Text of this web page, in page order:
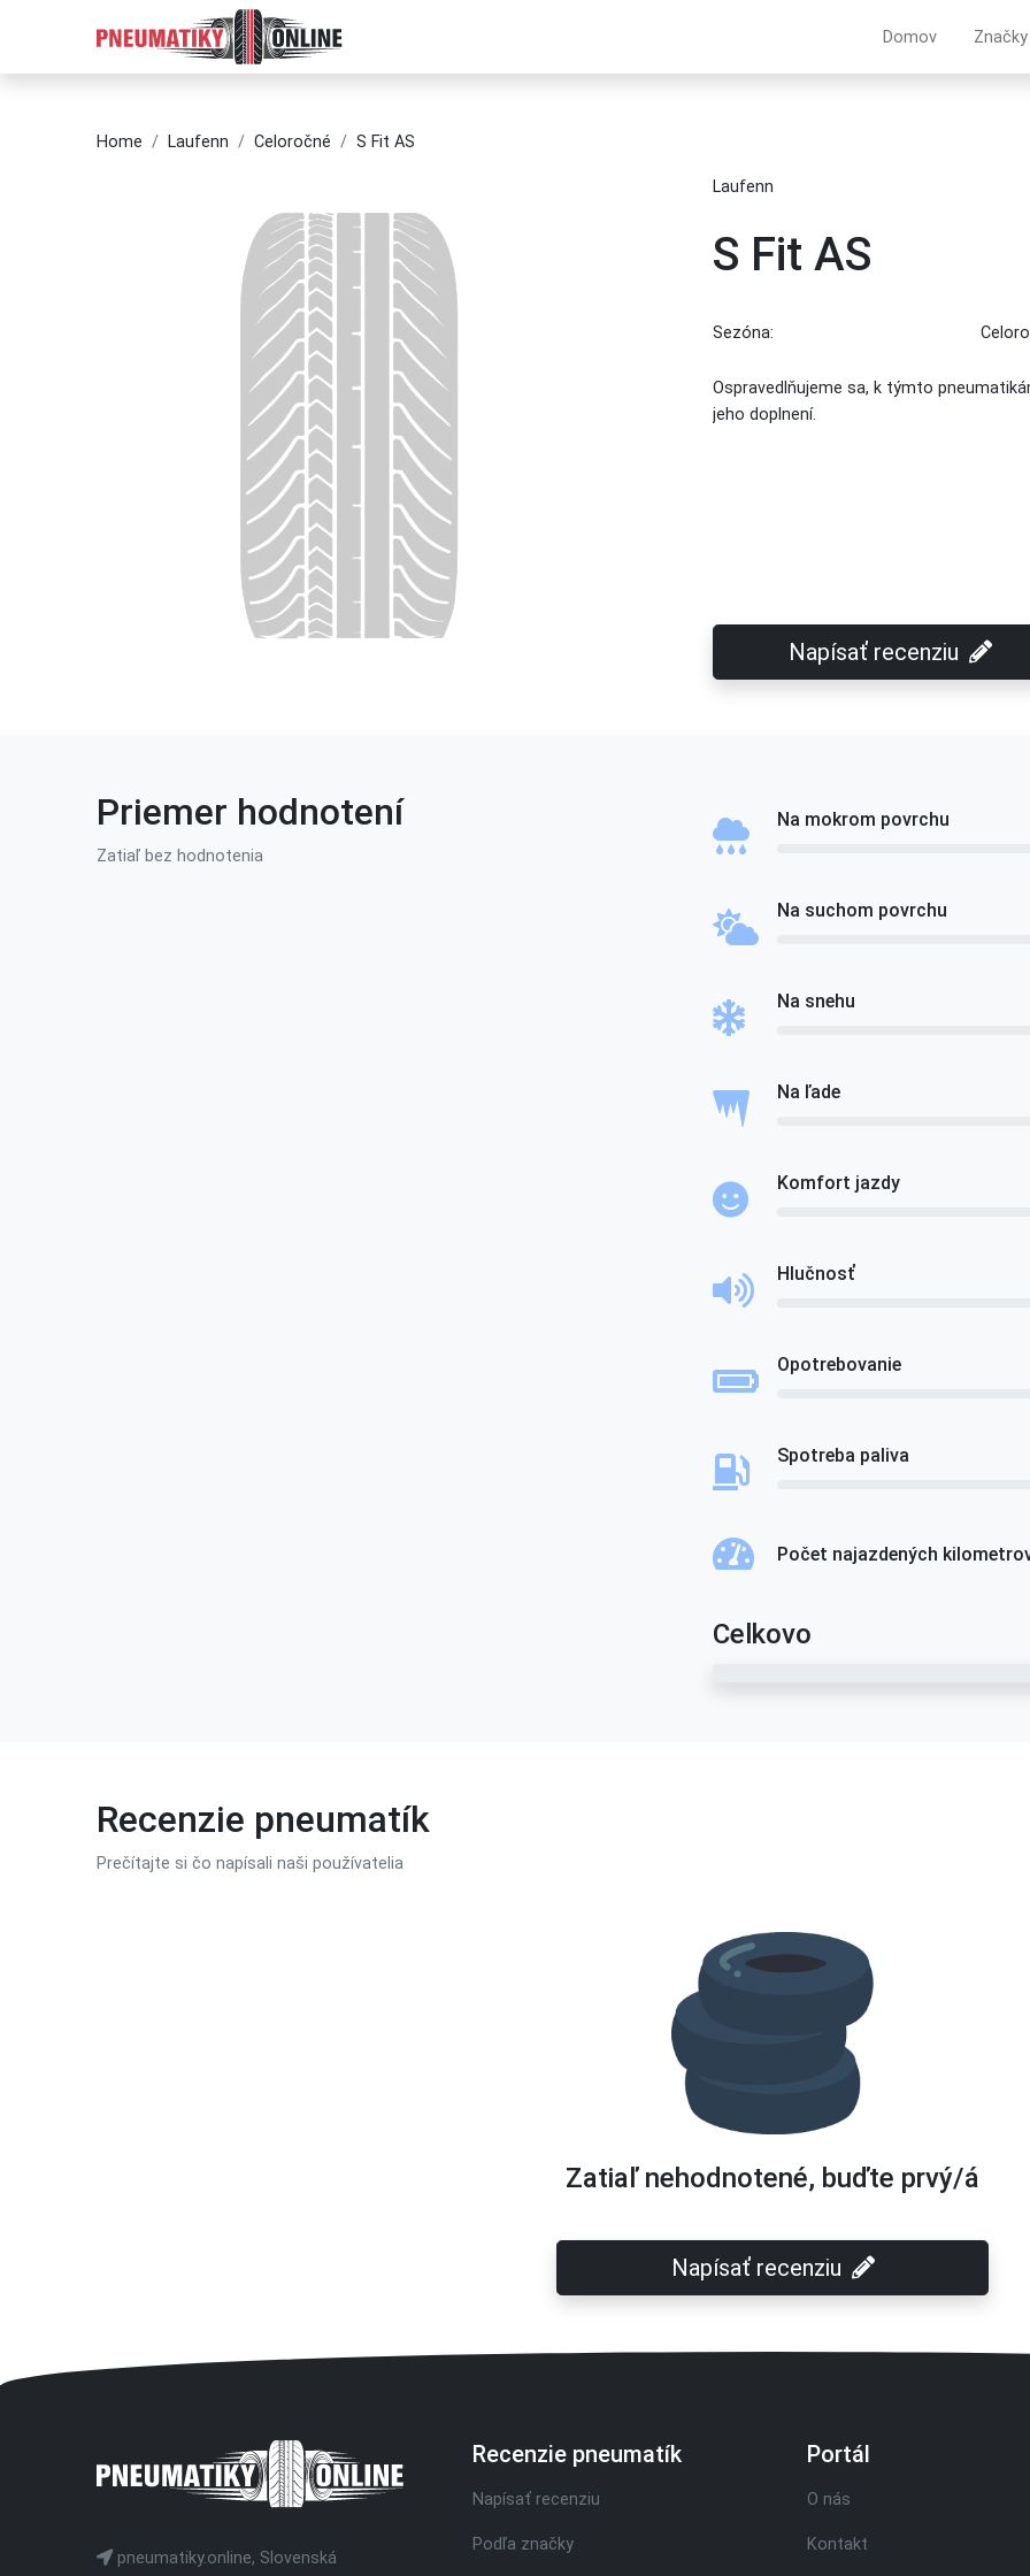
Domov Značky
Home Laufenn Celoročné S Fit AS
Laufenn
S Fit AS
Sezóna:
Ospravedlňujeme sa, k týmto
jeho doplnení.
Napísať recenziu
Priemer hodnotení
Zatiaľ bez hodnotenia
Na mokrom povrchu
Na suchom povrchu
Na snehu
Na ľade
Komfort jazdy
Hlučnosť
Opotrebovanie
Spotreba paliva
Počet najazdených
Celkovo
Recenzie pneumatík
Prečítajte si čo napísali naši používatelia
Zatiaľ nehodnotené, buďte prvý/á
Napísať recenziu
pneumatiky.online, Slovenská
Recenzie pneumatík
Napísať recenziu
Podľa značky
Portál
O nás
Kontakt